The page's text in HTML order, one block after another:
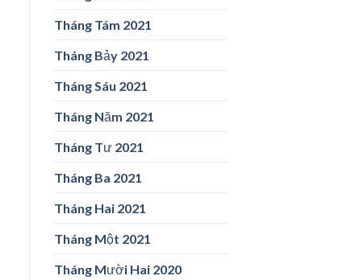
Tháng Tám 2021
Tháng Bảy 2021
Tháng Sáu 2021
Tháng Năm 2021
Tháng Tư 2021
Tháng Ba 2021
Tháng Hai 2021
Tháng Một 2021
Tháng Mười Hai 2020